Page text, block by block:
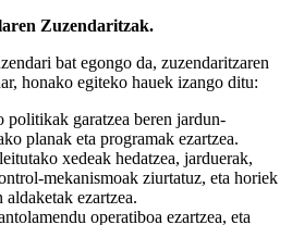
Zuzendaritzak.
bat egongo da, zuzendaritzaren
honako egiteko hauek izango ditu:
garatzea beren jardun-
planak eta programak ezartzea.
xedeak hedatzea, jarduerak,
mekanismoak ziurtatuz, eta horiek
ezartzea.
operatiboa ezartzea, eta